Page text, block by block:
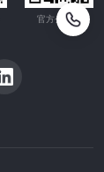
官方公众号